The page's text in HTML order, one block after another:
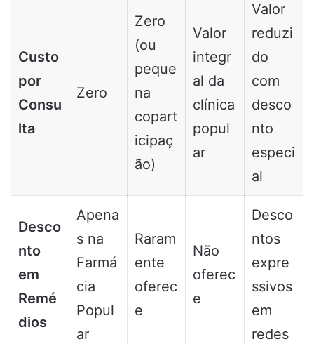
Custo
por
Consu
lta
Zero
Zero
(ou
peque
na
copart
icipaç
ão)
Valor
integr
al da
clínica
popul
ar
Valor
reduzi
do
com
desco
nto
especi
al
Desco
nto
em
Remé
dios
Apena
s na
Farmá
cia
Popul
ar
Raram
ente
oferec
e
Não
oferec
e
Desco
ntos
expre
ssivos
em
redes